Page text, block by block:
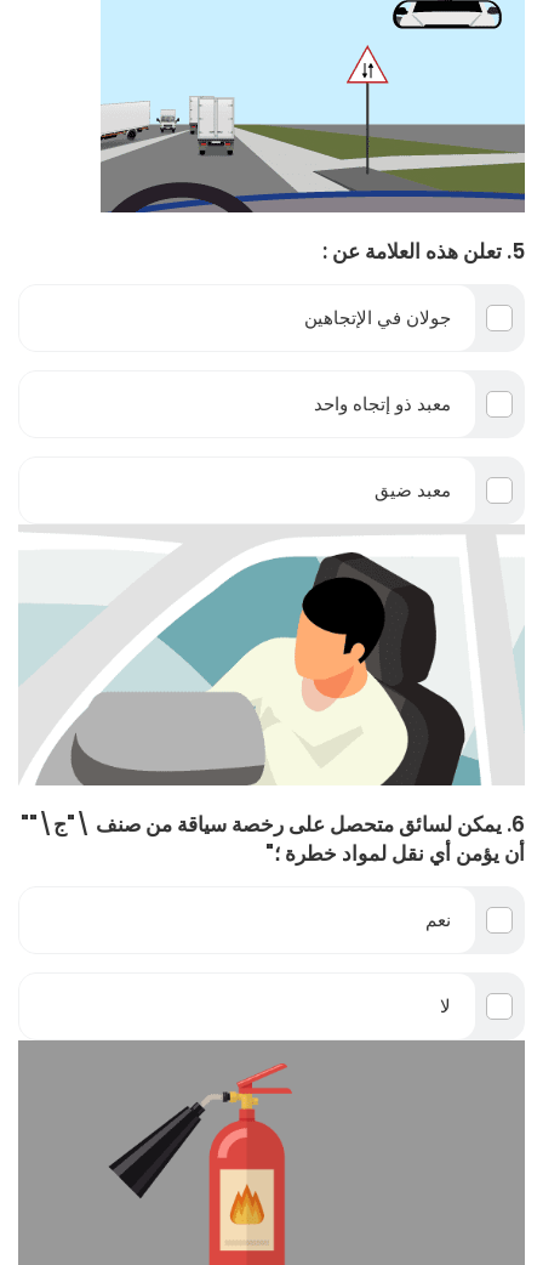
5. تعلن هذه العلامة عن :
جولان في الإتجاهين
معبد ذو إتجاه واحد
معبد ضيق
6. يمكن لسائق متحصل على رخصة سياقة من صنف \"ج\""
أن يؤمن أي نقل لمواد خطرة ؛"
نعم
لا